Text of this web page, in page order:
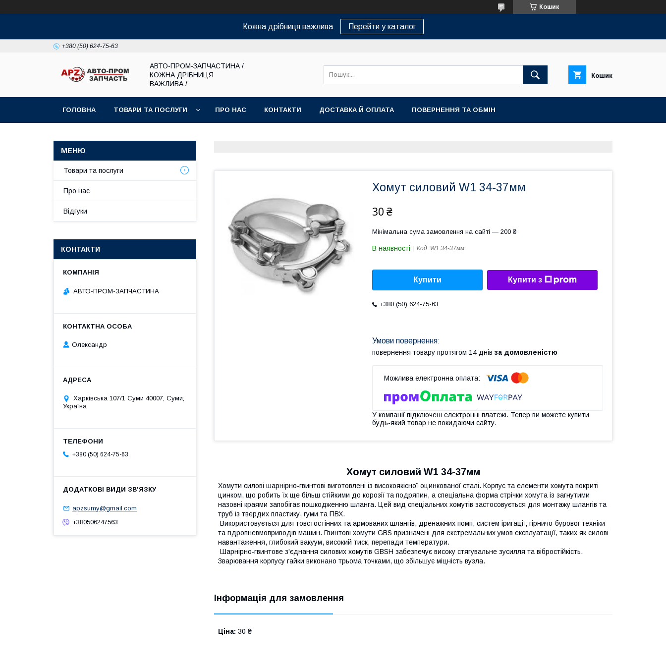
Кошик
Кожна дрібниця важлива Перейти у каталог
+380 (50) 624-75-63
АВТО-ПРОМ-ЗАПЧАСТИНА /
КОЖНА ДРІБНИЦЯ
ВАЖЛИВА /
Кошик
ГОЛОВНА ТОВАРИ ТА ПОСЛУГИ ПРО НАС КОНТАКТИ ДОСТАВКА Й ОПЛАТА ПОВЕРНЕННЯ ТА ОБМІН
Хомут силовий W1 34-37мм
30 ₴
Мінімальна сума замовлення на сайті — 200 ₴
В наявності Код: W1 34-37мм
Купити Купити з
+380 (50) 624-75-63
повернення товару протягом 14 днів за домовленістю
У компанії підключені електронні платежі. Тепер ви можете купити
будь-який товар не покидаючи сайту.
Хомут силовий W1 34-37мм
Хомути силові шарнірно-гвинтові виготовлені із високоякісної оцинкованої сталі. Корпус та елементи хомута покриті
цинком, що робить їх ще більш стійкими до корозії та подряпин, а спеціальна форма стрічки хомута із загнутими
назовні краями запобігає пошкодженню шланга. Цей вид спеціальних хомутів застосовується для монтажу шлангів та
труб із твердих пластику, гуми та ПВХ.
Використовується для товстостінних та армованих шлангів, дренажних помп, систем іригації, гірничо-бурової техніки
та гідропневмоприводів машин. Гвинтові хомути GBS призначені для екстремальних умов експлуатації, таких як силові
навантаження, глибокий вакуум, високий тиск, перепади температури.
Шарнірно-гвинтове з'єднання силових хомутів GBSH забезпечує високу стягувальне зусилля та вібростійкість.
Зварювання корпусу гайки виконано трьома точками, що збільшує міцність вузла.
Інформація для замовлення
Ціна: 30 ₴
Товари та послуги
Про нас
Відгуки
КОНТАКТИ
АВТО-ПРОМ-ЗАПЧАСТИНА
Олександр
Харківська 107/1 Суми 40007, Суми,
Україна
+380 (50) 624-75-63
apzsumy@gmail.com
+380506247563